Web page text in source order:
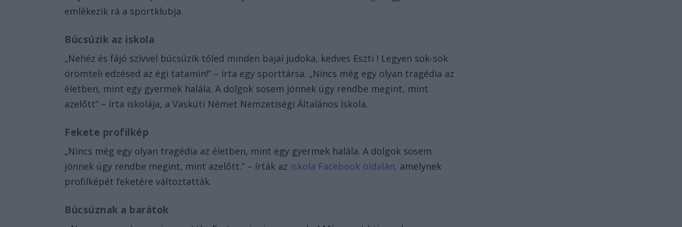
emlékezik rá a sportklubja.
Búcsúzik az iskola
„Nehéz és fájó szívvel búcsúzik tőled minden bajai judoka, kedves Eszti ! Legyen sok-sok
örömteli edzésed az égi tatamin!” – írta egy sporttársa. „Nincs még egy olyan tragédia az
életben, mint egy gyermek halála. A dolgok sosem jönnek úgy rendbe megint, mint
azelőtt” – írta iskolája, a Vaskúti Német Nemzetiségi Általános Iskola.
Fekete profilkép
„Nincs még egy olyan tragédia az életben, mint egy gyermek halála. A dolgok sosem
jönnek úgy rendbe megint, mint azelőtt.” – írták az iskola Facebook oldalán, amelynek
profilképét feketére változtatták.
Búcsúznak a barátok